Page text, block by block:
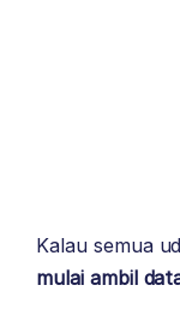
Kalau semua
mulai ambil